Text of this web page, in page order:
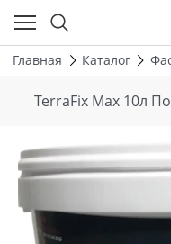
Главная Каталог
TerraFix Max 10л